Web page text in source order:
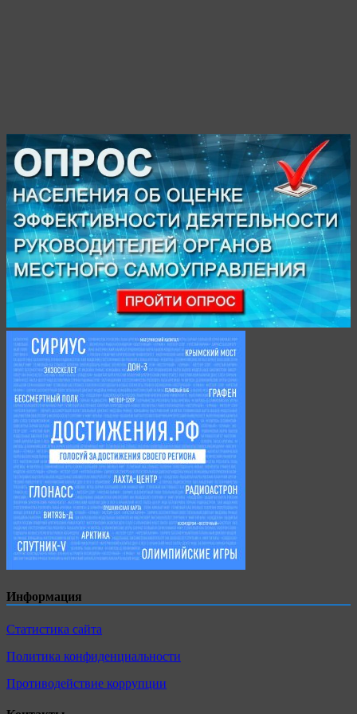
Информация
Статистика сайта
Политика конфиденциальности
Противодействие коррупции